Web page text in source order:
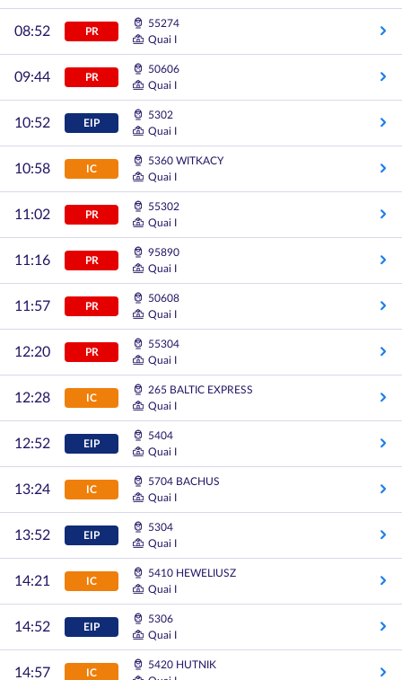
08:52 PR
55274
Quai I
09:44 PR
50606
Quai I
10:52 EIP
5302
Quai I
10:58 IC
5360 WITKACY
Quai I
11:02 PR
55302
Quai I
11:16 PR
95890
Quai I
11:57 PR
50608
Quai I
12:20 PR
55304
Quai I
12:28 IC
265 BALTIC EXPRESS
Quai I
12:52 EIP
5404
Quai I
13:24 IC
5704 BACHUS
Quai I
13:52 EIP
5304
Quai I
14:21 IC
5410 HEWELIUSZ
Quai I
14:52 EIP
5306
Quai I
14:57 IC
5420 HUTNIK